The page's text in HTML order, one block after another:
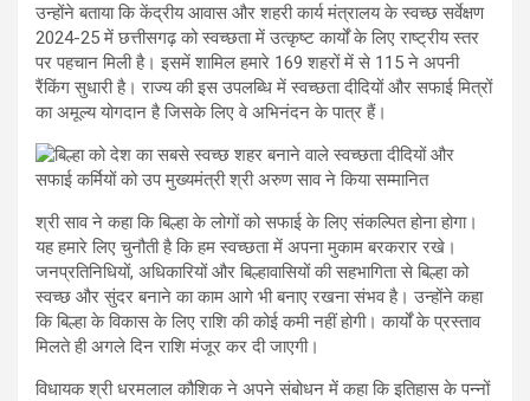
उन्होंने बताया कि केंद्रीय आवास और शहरी कार्य मंत्रालय के स्वच्छ सर्वेक्षण
2024-25 में छत्तीसगढ़ को स्वच्छता में उत्कृष्ट कार्यों के लिए राष्ट्रीय स्तर
पर पहचान मिली है। इसमें शामिल हमारे 169 शहरों में से 115 ने अपनी
रैंकिंग सुधारी है। राज्य की इस उपलब्धि में स्वच्छता दीदियों और सफाई मित्रों
का अमूल्य योगदान है जिसके लिए वे अभिनंदन के पात्र हैं।
श्री साव ने कहा कि बिल्हा के लोगों को सफाई के लिए संकल्पित होना होगा।
यह हमारे लिए चुनौती है कि हम स्वच्छता में अपना मुकाम बरकरार रखे।
जनप्रतिनिधियों, अधिकारियों और बिल्हावासियों की सहभागिता से बिल्हा को
स्वच्छ और सुंदर बनाने का काम आगे भी बनाए रखना संभव है। उन्होंने कहा
कि बिल्हा के विकास के लिए राशि की कोई कमी नहीं होगी। कार्यों के प्रस्ताव
मिलते ही अगले दिन राशि मंजूर कर दी जाएगी।
विधायक श्री धरमलाल कौशिक ने अपने संबोधन में कहा कि इतिहास के पन्नों